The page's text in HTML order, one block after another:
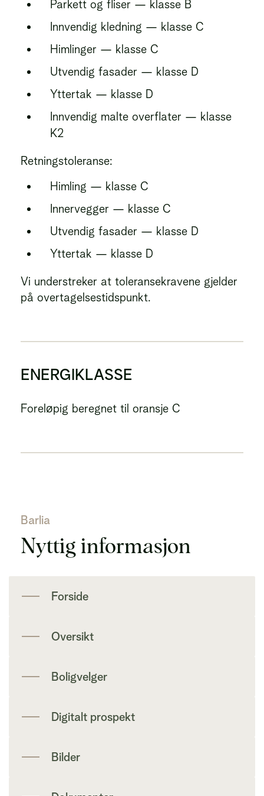
Parkett og fliser — klasse B
Innvendig kledning — klasse C
Himlinger — klasse C
Utvendig fasader — klasse D
Yttertak — klasse D
Innvendig malte overflater — klasse
K2
Retningstoleranse:
Himling — klasse C
Innervegger — klasse C
Utvendig fasader — klasse D
Yttertak — klasse D
Vi understreker at toleransekravene gjelder
på overtagelsestidspunkt.
ENERGIKLASSE
Foreløpig beregnet til oransje C
Barlia
Nyttig informasjon
Forside
Oversikt
Boligvelger
Digitalt prospekt
Bilder